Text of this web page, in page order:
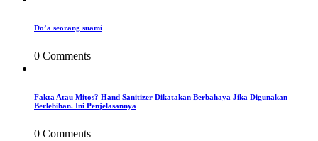
Do’a seorang suami
0 Comments
Fakta Atau Mitos? Hand Sanitizer Dikatakan Berbahaya Jika Digunakan
Berlebihan. Ini Penjelasannya
0 Comments